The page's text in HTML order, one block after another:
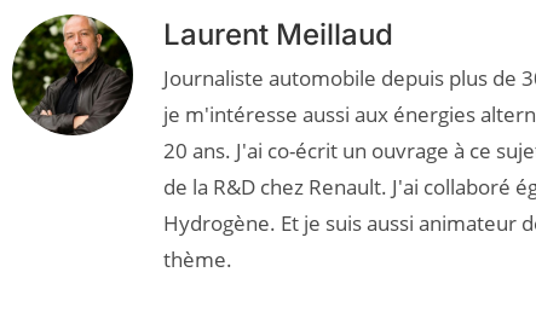
Laurent Meillaud
Journaliste automobile depuis plus de
je m'intéresse aussi aux énergies
20 ans. J'ai co-écrit un ouvrage à ce
de la R&D chez Renault. J'ai collaboré
Hydrogène. Et je suis aussi animateur
thème.